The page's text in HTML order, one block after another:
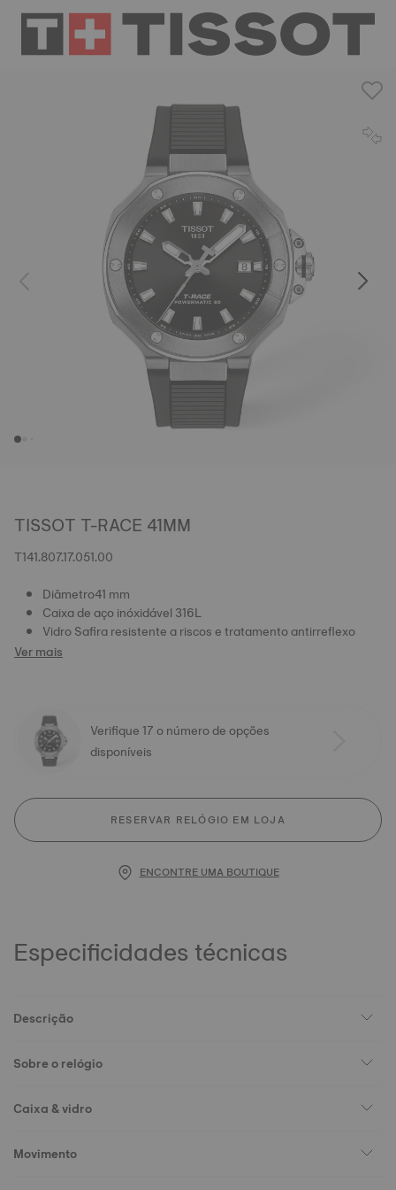
TISSOT T-RACE 41MM
T141.807.17.051.00
Diâmetro41 mm
Caixa de aço inóxidável 316L
Vidro Safira resistente a riscos e tratamento antirreflexo
Ver mais
Verifique 17 o número de opções
disponíveis
RESERVAR RELÓGIO EM LOJA
ENCONTRE UMA BOUTIQUE
Especificidades técnicas
Descrição
Sobre o relógio
Caixa & vidro
Movimento